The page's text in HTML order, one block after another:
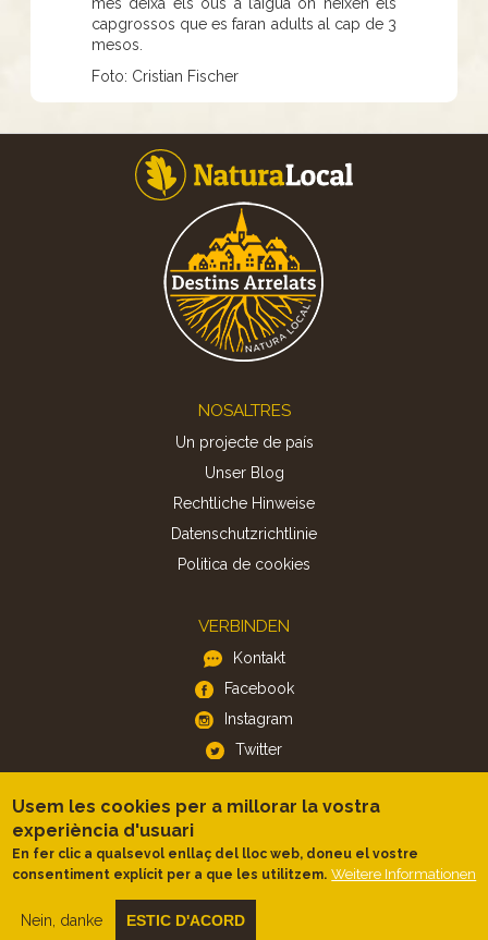
capgrossos que es faran adults al cap de 3
mesos.
Foto: Cristian Fischer
NOSALTRES
Un projecte de país
Unser Blog
Rechtliche Hinweise
Datenschutzrichtlinie
Politica de cookies
VERBINDEN
Kontakt
Facebook
Instagram
Twitter
APP
Android
Usem les cookies per a millorar la vostra
experiència d'usuari
En fer clic a qualsevol enllaç del lloc web, doneu el vostre
consentiment explícit per a que les utilitzem. Weitere Informationen
Nein, danke ESTIC D'ACORD